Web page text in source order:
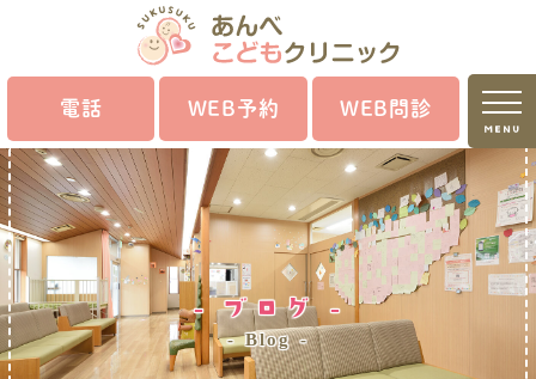
電話 WEB予約 WEB問診
MENU
ブログ
Blog